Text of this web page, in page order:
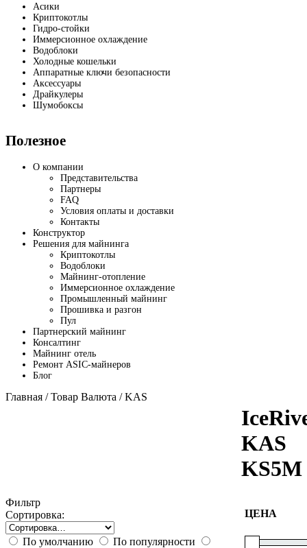
Асики
Криптокотлы
Гидро-стойки
Иммерсионное охлаждение
Водоблоки
Холодные кошельки
Аппаратные ключи безопасности
Аксессуары
Драйкулеры
Шумобоксы
Полезное
О компании
Представительства
Партнеры
FAQ
Условия оплаты и доставки
Контакты
Конструктор
Решения для майнинга
Криптокотлы
Водоблоки
Майнинг-отопление
Иммерсионное охлаждение
Промышленный майнинг
Прошивка и разгон
Пул
Партнерский майнинг
Консалтинг
Майнинг отель
Ремонт ASIC-майнеров
Блог
Главная / Товар Валюта / KAS
KAS
KS5M
Фильтр
Сортировка:
По умолчанию
По популярности
ЦЕНА